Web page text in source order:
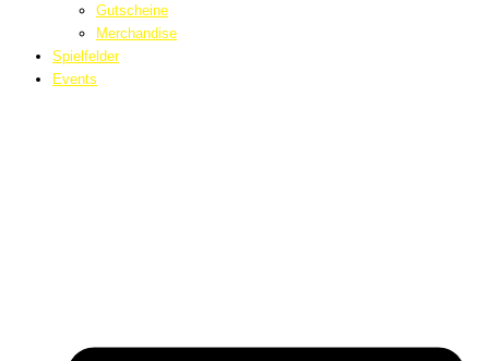
Gutscheine
Merchandise
Spielfelder
Events